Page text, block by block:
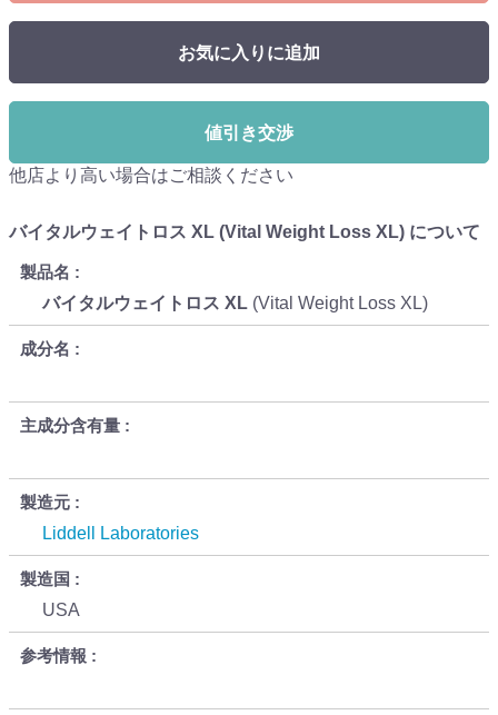
お気に入りに追加
値引き交渉
他店より高い場合はご相談ください
バイタルウェイトロス XL (Vital Weight Loss XL) について
製品名
バイタルウェイトロス XL (Vital Weight Loss XL)
成分名
主成分含有量
製造元
Liddell Laboratories
製造国
USA
参考情報